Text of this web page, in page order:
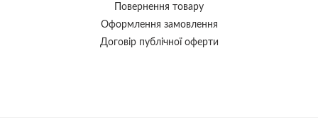
Повернення товару
Оформлення замовлення
Договір публічної оферти